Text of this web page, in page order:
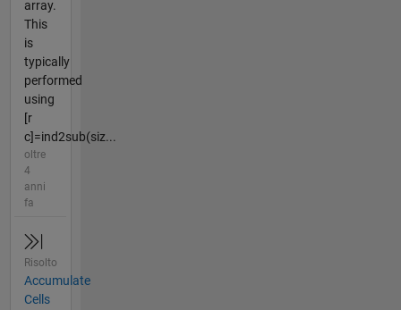
array.
This
is
typically
performed
using
[r
c]=ind2sub(siz...
oltre
4
anni
fa
Risolto
Accumulate
Cells